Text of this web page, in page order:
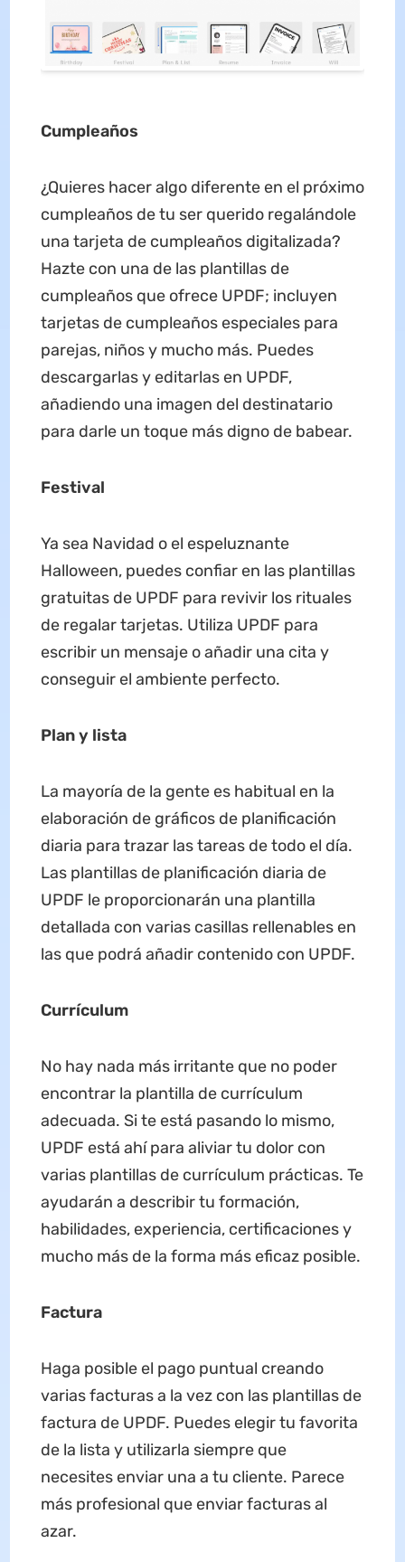
Cumpleaños
¿Quieres hacer algo diferente en el próximo
cumpleaños de tu ser querido regalándole
una tarjeta de cumpleaños digitalizada?
Hazte con una de las plantillas de
cumpleaños que ofrece UPDF; incluyen
tarjetas de cumpleaños especiales para
parejas, niños y mucho más. Puedes
descargarlas y editarlas en UPDF,
añadiendo una imagen del destinatario
para darle un toque más digno de babear.
Festival
Ya sea Navidad o el espeluznante
Halloween, puedes confiar en las plantillas
gratuitas de UPDF para revivir los rituales
de regalar tarjetas. Utiliza UPDF para
escribir un mensaje o añadir una cita y
conseguir el ambiente perfecto.
Plan y lista
La mayoría de la gente es habitual en la
elaboración de gráficos de planificación
diaria para trazar las tareas de todo el día.
Las plantillas de planificación diaria de
UPDF le proporcionarán una plantilla
detallada con varias casillas rellenables en
las que podrá añadir contenido con UPDF.
Currículum
No hay nada más irritante que no poder
encontrar la plantilla de currículum
adecuada. Si te está pasando lo mismo,
UPDF está ahí para aliviar tu dolor con
varias plantillas de currículum prácticas. Te
ayudarán a describir tu formación,
habilidades, experiencia, certificaciones y
mucho más de la forma más eficaz posible.
Factura
Haga posible el pago puntual creando
varias facturas a la vez con las plantillas de
factura de UPDF. Puedes elegir tu favorita
de la lista y utilizarla siempre que
necesites enviar una a tu cliente. Parece
más profesional que enviar facturas al
azar.